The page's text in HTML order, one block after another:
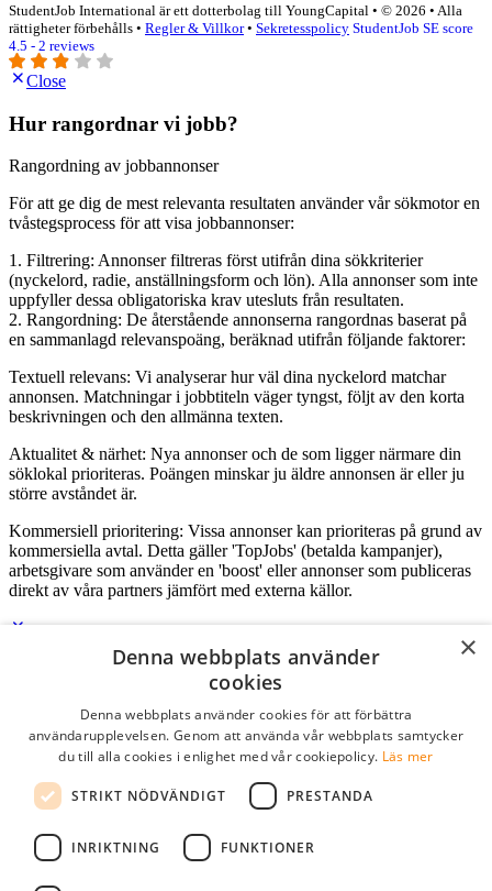
StudentJob International är ett dotterbolag till YoungCapital • © 2026 • Alla
rättigheter förbehålls • Regler & Villkor• Sekretesspolicy StudentJob SE score
4.5 - 2 reviews
Close
Hur rangordnar vi jobb?
Rangordning av jobbannonser
För att ge dig de mest relevanta resultaten använder vår sökmotor en
tvåstegsprocess för att visa jobbannonser:
1. Filtrering: Annonser filtreras först utifrån dina sökkriterier
(nyckelord, radie, anställningsform och lön). Alla annonser som inte
uppfyller dessa obligatoriska krav utesluts från resultaten.
2. Rangordning: De återstående annonserna rangordnas baserat på
en sammanlagd relevanspoäng, beräknad utifrån följande faktorer:
Textuell relevans: Vi analyserar hur väl dina nyckelord matchar
annonsen. Matchningar i jobbtiteln väger tyngst, följt av den korta
beskrivningen och den allmänna texten.
Aktualitet & närhet: Nya annonser och de som ligger närmare din
söklokal prioriteras. Poängen minskar ju äldre annonsen är eller ju
större avståndet är.
Kommersiell prioritering: Vissa annonser kan prioriteras på grund av
kommersiella avtal. Detta gäller 'TopJobs' (betalda kampanjer),
arbetsgivare som använder en 'boost' eller annonser som publiceras
direkt av våra partners jämfört med externa källor.
Lösenord
kom ihåg mig
logga in
×
Denna webbplats använder
cookies
Denna webbplats använder cookies för att förbättra
användarupplevelsen. Genom att använda vår webbplats samtycker
du till alla cookies i enlighet med vår cookiepolicy. Läs mer
STRIKT NÖDVÄNDIGT PRESTANDA
INRIKTNING FUNKTIONER